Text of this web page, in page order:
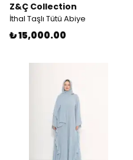
Z&Ç Collection
İthal Taşlı Tütü Abiye
₺ 15,000.00